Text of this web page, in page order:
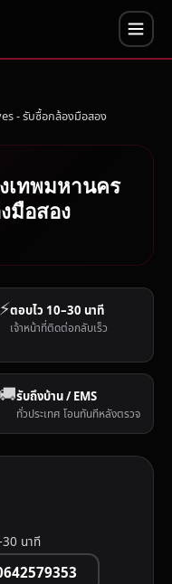
- รับซื้อกล้องมือสอง
เทพมหานคร
มือสอง
⚡ตอบไว 10–30 นาที
เจ้าหน้าที่ติดต่อกลับเร็ว
🚚รับถึงบ้าน / EMS
ทั่วประเทศ โอนทันทีหลังตรวจ
นาที